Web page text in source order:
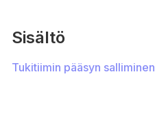
Sisältö
Tukitiimin pääsyn salliminen